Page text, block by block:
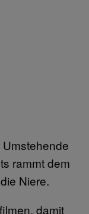
Umstehende
rammt dem
Niere.
damit